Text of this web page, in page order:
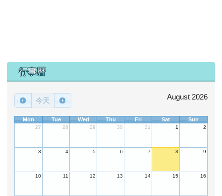
下中區域內容
行事曆
今天 August 2026
Mon Tue Wed Thu Fri Sat Sun
27 28 29 30 31 1 2
3 4 5 6 7 8 9
10 11 12 13 14 15 16